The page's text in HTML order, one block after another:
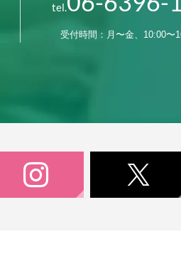
tel.
受付時間：月〜金、10:00〜